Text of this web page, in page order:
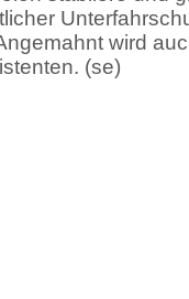
wird
(se)